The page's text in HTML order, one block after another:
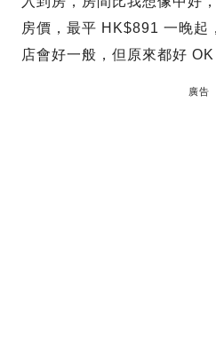
房價，最平 HK$891 一晚起
店會好一般，但原來都好 OK
廣告